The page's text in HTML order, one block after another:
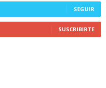
SEGUIR
SUSCRIBIRTE